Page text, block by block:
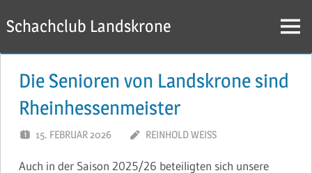
Inhalt
springen
Schachclub Landskrone Menü
Die Senioren von Landskrone sind
Rheinhessenmeister
15. FEBRUAR 2026 REINHOLD WEISS
Auch in der Saison 2025/26 beteiligten sich unsere